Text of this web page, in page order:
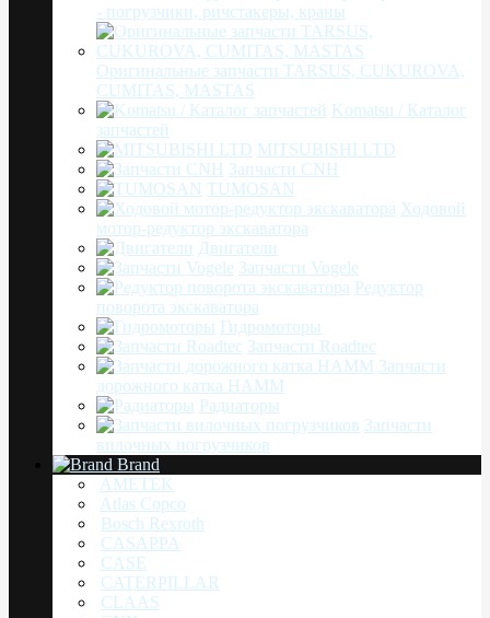
- погрузчики, ричстакеры, краны
Оригинальные запчасти TARSUS, CUKUROVA,
CUMITAS, MASTAS
Komatsu / Каталог
запчастей
MITSUBISHI LTD
Запчасти CNH
TUMOSAN
Ходовой
мотор-редуктор экскаватора
Двигатели
Запчасти Vogele
Редуктор
поворота экскаватора
Гидромоторы
Запчасти Roadtec
Запчасти
дорожного катка HAMM
Радиаторы
Запчасти
вилочных погрузчиков
Brand
AMETEK
Atlas Copco
Bosch Rexroth
CASAPPA
CASE
CATERPILLAR
CLAAS